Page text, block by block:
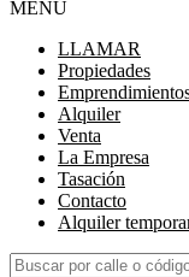
MENÚ
LLAMAR
Propiedades
Alquiler
Venta
La Empresa
Tasación
Contacto
Alquiler